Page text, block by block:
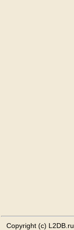
Copyright (c) L2DB.ru